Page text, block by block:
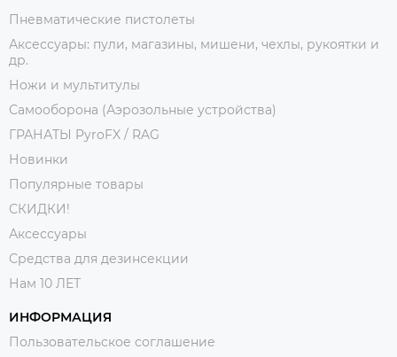
Пневматические пистолеты
Аксессуары: пули, магазины, мишени, чехлы, рукоятки и
др.
Ножи и мультитулы
Самооборона (Аэрозольные устройства)
ГРАНАТЫ PyroFX / RAG
Новинки
Популярные товары
СКИДКИ!
Аксессуары
Средства для дезинсекции
Нам 10 ЛЕТ
ИНФОРМАЦИЯ
Пользовательское соглашение